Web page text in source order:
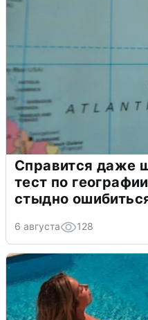
Справится даже
тест по
стыдно
6 августа 128